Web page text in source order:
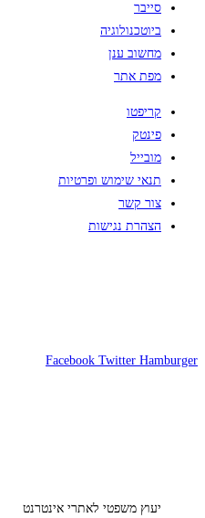
סייבר
ביוטכנולוגיה
מחשוב ענן
מפת אתר
קריפטו
פינטק
מובייל
תנאי שימוש ופרטיות
צור קשר
הצהרת נגישות
Facebook Twitter Hamburger
יעוץ משפטי לאתרי אינטרנט